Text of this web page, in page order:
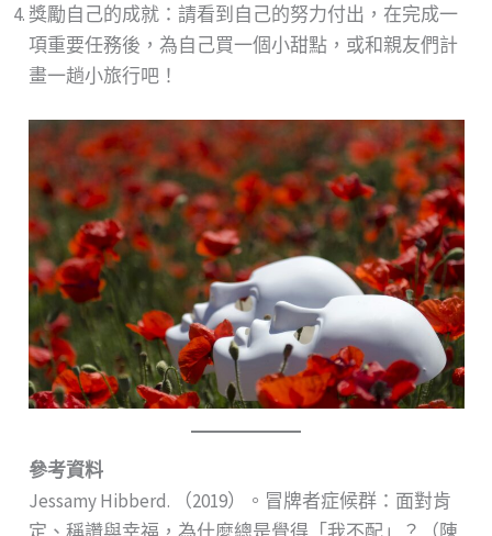
獎勵自己的成就：請看到自己的努力付出，在完成一
項重要任務後，為自己買一個小甜點，或和親友們計
畫一趟小旅行吧！
參考資料
Jessamy Hibberd. （2019）。冒牌者症候群：面對肯